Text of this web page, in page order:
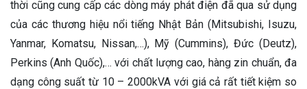
thời cũng cung cấp các dòng máy phát điện đã qua sử dụng
của các thương hiệu nổi tiếng Nhật Bản (Mitsubishi, Isuzu,
Yanmar, Komatsu, Nissan,…), Mỹ (Cummins), Đức (Deutz),
Perkins (Anh Quốc),… với chất lượng cao, hàng zin chuẩn, đa
dạng công suất từ 10 – 2000kVA với giá cả rất tiết kiệm so